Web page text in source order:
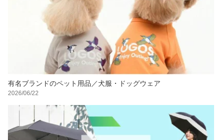
有名ブランドのペット用品／犬服・ドッグウェア
2026/06/22